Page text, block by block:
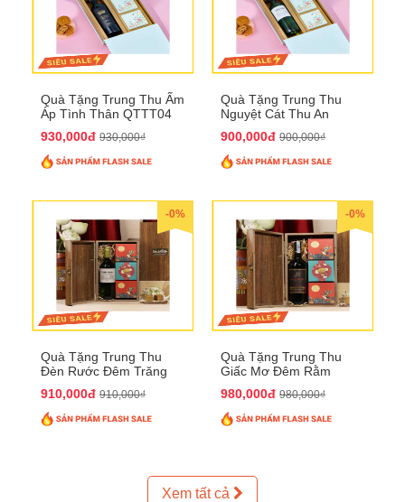
Quà Tặng Trung Thu Ấm
Áp Tình Thân QTTT04
930,000đ 930,000₫
Quà Tặng Trung Thu
Nguyệt Cát Thu An
900,000đ 900,000₫
-0%
Quà Tặng Trung Thu
Đèn Rước Đêm Trăng
910,000đ 910,000₫
-0%
Quà Tặng Trung Thu
Giấc Mơ Đêm Rằm
980,000đ 980,000₫
Xem tất cả